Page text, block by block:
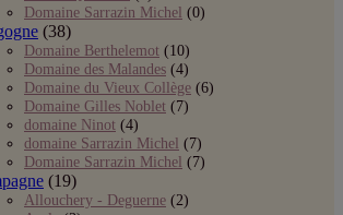
Domaine Sarrazin Michel (0)
(38)
Domaine Berthelemot (10)
Domaine des Malandes (4)
Domaine du Vieux Collège (6)
Domaine Gilles Noblet (7)
domaine Ninot (4)
domaine Sarrazin Michel (7)
Domaine Sarrazin Michel (7)
(19)
Allouchery - Deguerne (2)